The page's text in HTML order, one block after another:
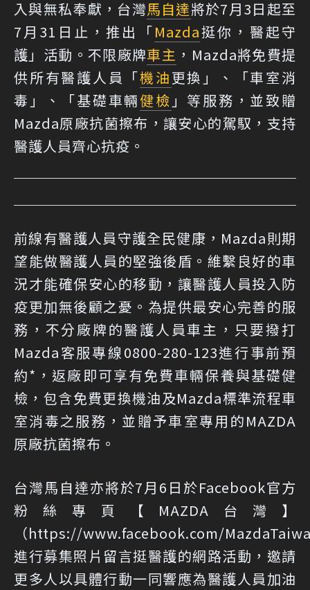
入與無私奉獻，台灣馬自達將於7月3日起至
7月31日止，推出「Mazda挺你，醫起守
護」活動。不限廠牌車主 ，Mazda將免費提
供所有醫護人員「機油更換」、「車室消
毒」、「基礎車輛健檢 」等服務，並致贈
Mazda原廠抗菌擦布，讓安心的駕馭，支持
醫護人員齊心抗疫。
前線有醫護人員守護全民健康，Mazda則期
望能做醫護人員的堅強後盾。維繫良好的車
況才能確保安心的移動，讓醫護人員投入防
疫更加無後顧之憂。為提供最安心完善的服
務，不分廠牌的醫護人員車主，只要撥打
Mazda客服專線0800-280-123進行事前預
約*，返廠即可享有免費車輛保養與基礎健
檢，包含免費更換機油及Mazda標準流程車
室消毒之服務，並贈予車室專用的MAZDA
原廠抗菌擦布。
台灣馬自達亦將於7月6日於Facebook官方
粉絲專頁【MAZDA台灣】
（https://www.facebook.com/
進行募集照片留言挺醫護的網路活動，邀請
更多人以具體行動一同響應為醫護人員加油